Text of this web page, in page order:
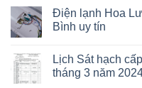
Điện lạnh Hoa
Bình uy tín
Lịch Sát hạch
tháng 3 năm